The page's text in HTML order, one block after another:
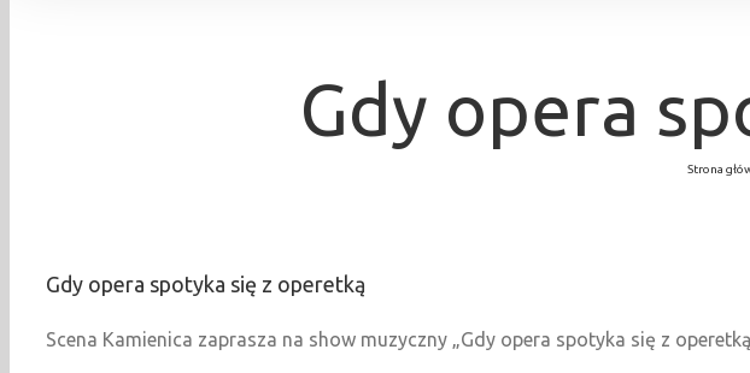
Gdy opera
Strona
Gdy opera spotyka się z operetką
Scena Kamienica zaprasza na show muzyczny „Gdy opera spotyka się z